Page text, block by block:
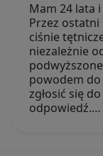
Mam 24 lata
Przez ostatni
ciśnie
niezależnie
powodem
zgłosić się
odpowiedź.…